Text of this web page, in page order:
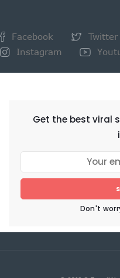
Facebook Twitter
Instagram
Get the best viral
Don't